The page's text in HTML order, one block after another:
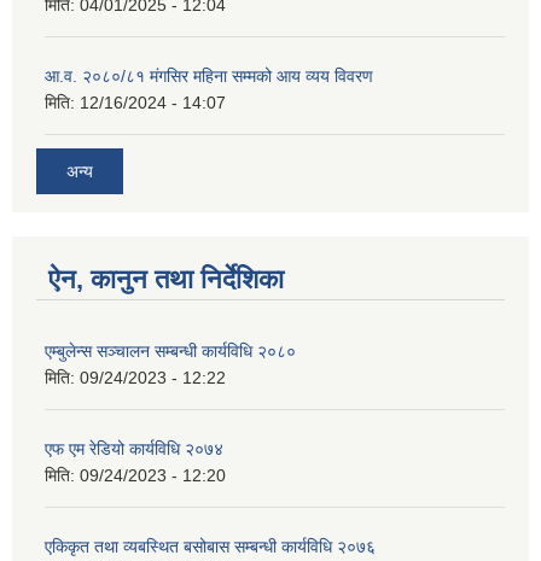
मिति: 04/01/2025 - 12:04
आ.व. २०८०/८१ मंगसिर महिना सम्मको आय व्यय विवरण
मिति: 12/16/2024 - 14:07
अन्य
ऐन, कानुन तथा निर्देशिका
एम्बुलेन्स सञ्चालन सम्बन्धी कार्यविधि २०८०
मिति: 09/24/2023 - 12:22
एफ एम रेडियो कार्यविधि २०७४
मिति: 09/24/2023 - 12:20
एकिकृत तथा व्यबस्थित बसोबास सम्बन्धी कार्यविधि २०७६